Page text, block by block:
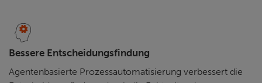
Bessere Entscheidungsfindung
Agentenbasierte Prozessautomatisierung verbessert die